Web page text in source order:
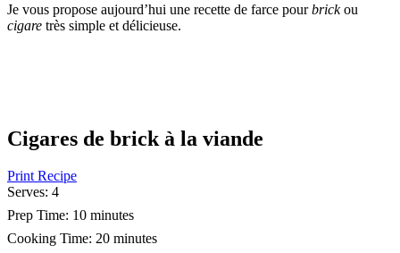
Je vous propose aujourd’hui une recette de farce pourbrickou
cigare très simple et délicieuse.
Cigares de brick à la viande
Print Recipe
Serves: 4
Prep Time: 10 minutes
Cooking Time: 20 minutes